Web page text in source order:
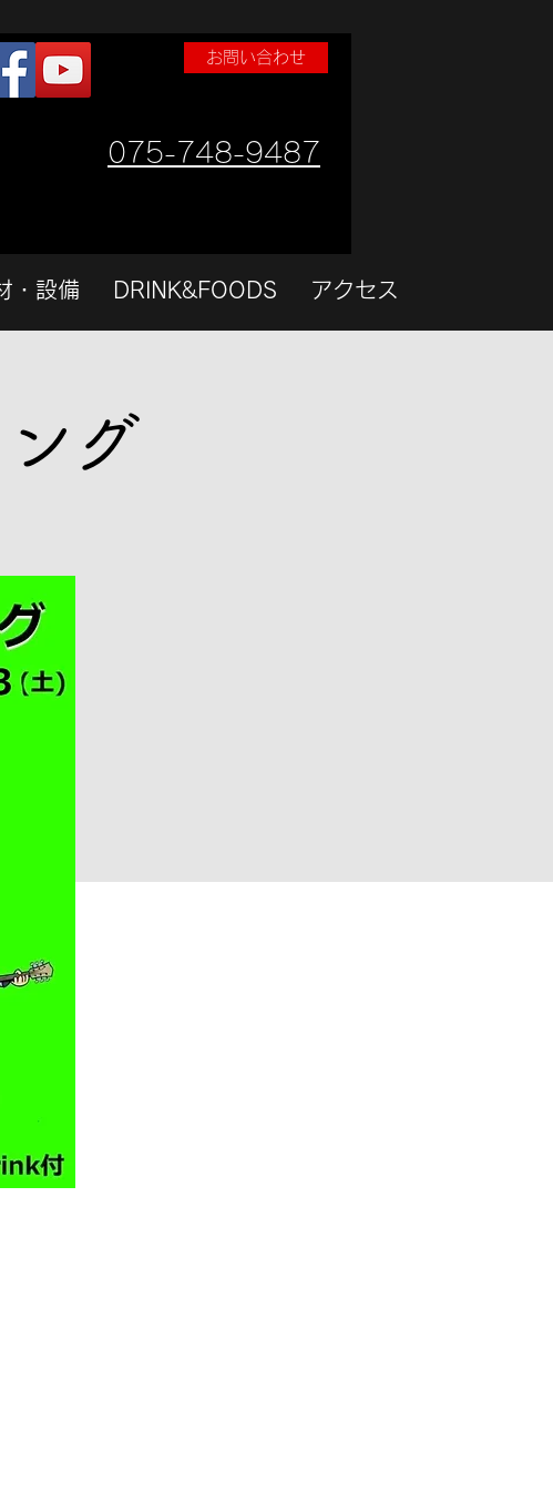
お問い合わせ
075-748-9487
・設備 DRINK&FOODS アクセス
グ